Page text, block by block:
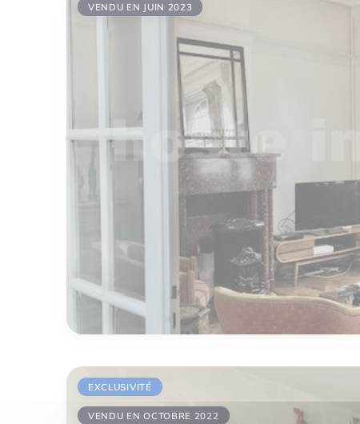
VENDU EN JUIN 2023
EXCLUSIVITÉ
VENDU EN OCTOBRE 2022